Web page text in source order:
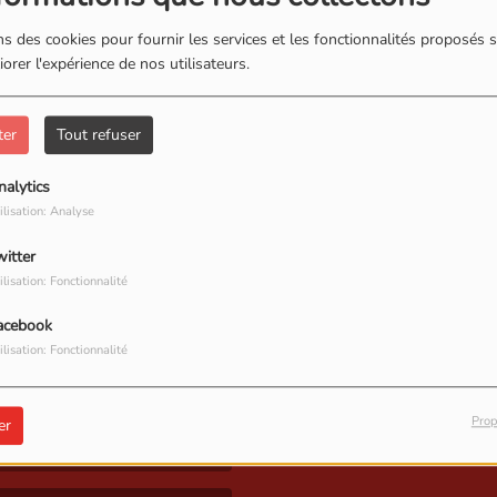
des cookies pour fournir les services et les fonctionnalités proposés
l'expérience de nos utilisateurs.
Tout refuser
Analyse
Fonctionnalité
Fonctionnalité
vous avez rencontré une
Il semble que la page que vous recherchez n’existe plus.